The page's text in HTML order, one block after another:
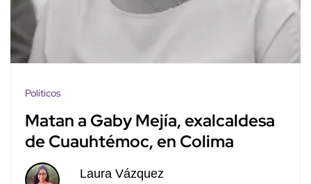
Políticos
Matan a Gaby Mejía, exalcaldesa
de Cuauhtémoc, en Colima
Laura Vázquez